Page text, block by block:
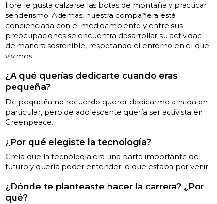
libre le gusta calzarse las botas de montaña y practicar
senderismo. Además, nuestra compañera está
concienciada con el medioambiente y entre sus
preocupaciones se encuentra desarrollar su actividad
de manera sostenible, respetando el entorno en el que
vivimos.
¿A qué querías dedicarte cuando eras
pequeña?
De pequeña no recuerdo querer dedicarme a nada en
particular, pero de adolescente quería ser activista en
Greenpeace.
¿Por qué elegiste la tecnología?
Creía que la tecnología era una parte importante del
futuro y quería poder entender lo que estaba por venir.
¿Dónde te planteaste hacer la carrera? ¿Por
qué?